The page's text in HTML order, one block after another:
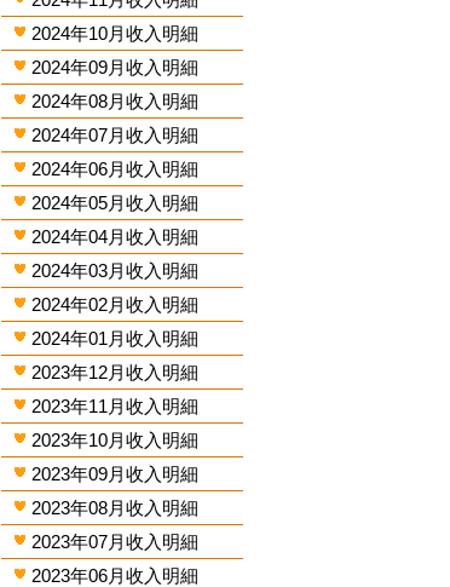
2024年10月收入明細
2024年09月收入明細
2024年08月收入明細
2024年07月收入明細
2024年06月收入明細
2024年05月收入明細
2024年04月收入明細
2024年03月收入明細
2024年02月收入明細
2024年01月收入明細
2023年12月收入明細
2023年11月收入明細
2023年10月收入明細
2023年09月收入明細
2023年08月收入明細
2023年07月收入明細
2023年06月收入明細